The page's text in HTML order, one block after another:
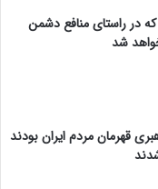
که در راستای منافع دشمن
شد
قهرمان مردم ایران بودند